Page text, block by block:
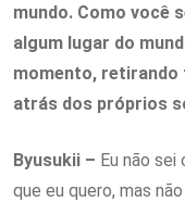
mundo. Como você
algum lugar do
momento, retirando
atrás dos próprios
Byusukii – Eu não sei
que eu quero, mas